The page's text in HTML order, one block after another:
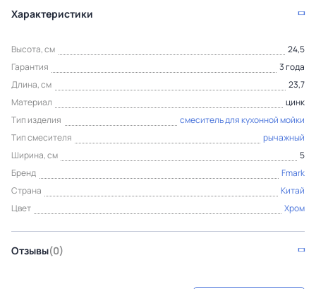
Характеристики
Высота, см
24,5
Гарантия
3 года
Длина, см
23,7
Материал
цинк
Тип изделия
смеситель для кухонной мойки
Тип смесителя
рычажный
Ширина, см
5
Бренд
Fmark
Страна
Китай
Цвет
Хром
Отзывы(0)